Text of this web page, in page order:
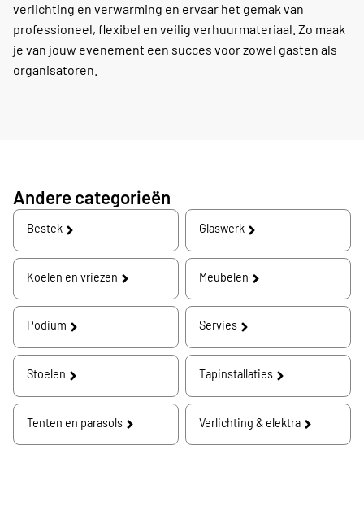
verlichting en verwarming en ervaar het gemak van
professioneel, flexibel en veilig verhuurmateriaal. Zo maak
je van jouw evenement een succes voor zowel gasten als
organisatoren.
Andere categorieën
Bestek Glaswerk
Koelen en vriezen Meubelen
Podium Servies
Stoelen Tapinstallaties
Tenten en parasols Verlichting & elektra